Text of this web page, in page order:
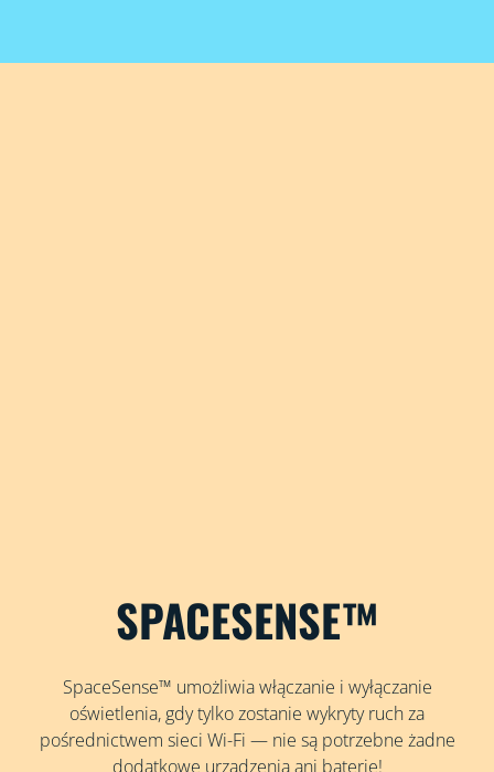
SPACESENSE™
SpaceSense™ umożliwia włączanie i wyłączanie
oświetlenia, gdy tylko zostanie wykryty ruch za
pośrednictwem sieci Wi-Fi — nie są potrzebne żadne
dodatkowe urządzenia ani baterie!